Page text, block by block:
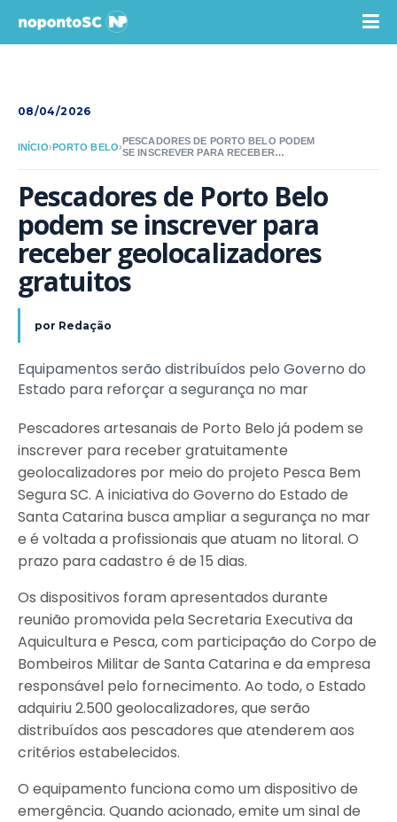
08/04/2026
INÍCIO›PORTO BELO›
PESCADORES DE PORTO BELO PODEM
SE INSCREVER PARA RECEBER
Pescadores de Porto Belo
podem se inscrever para
receber geolocalizadores
gratuitos
por Redação
Equipamentos serão distribuídos pelo Governo do
Estado para reforçar a segurança no mar
Pescadores artesanais de Porto Belo já podem se
inscrever para receber gratuitamente
geolocalizadores por meio do projeto Pesca Bem
Segura SC. A iniciativa do Governo do Estado de
Santa Catarina busca ampliar a segurança no mar
e é voltada a profissionais que atuam no litoral. O
prazo para cadastro é de 15 dias.
Os dispositivos foram apresentados durante
reunião promovida pela Secretaria Executiva da
Aquicultura e Pesca, com participação do Corpo de
Bombeiros Militar de Santa Catarina e da empresa
responsável pelo fornecimento. Ao todo, o Estado
adquiriu 2.500 geolocalizadores, que serão
distribuídos aos pescadores que atenderem aos
critérios estabelecidos.
O equipamento funciona como um dispositivo de
emergência. Quando acionado, emite um sinal de